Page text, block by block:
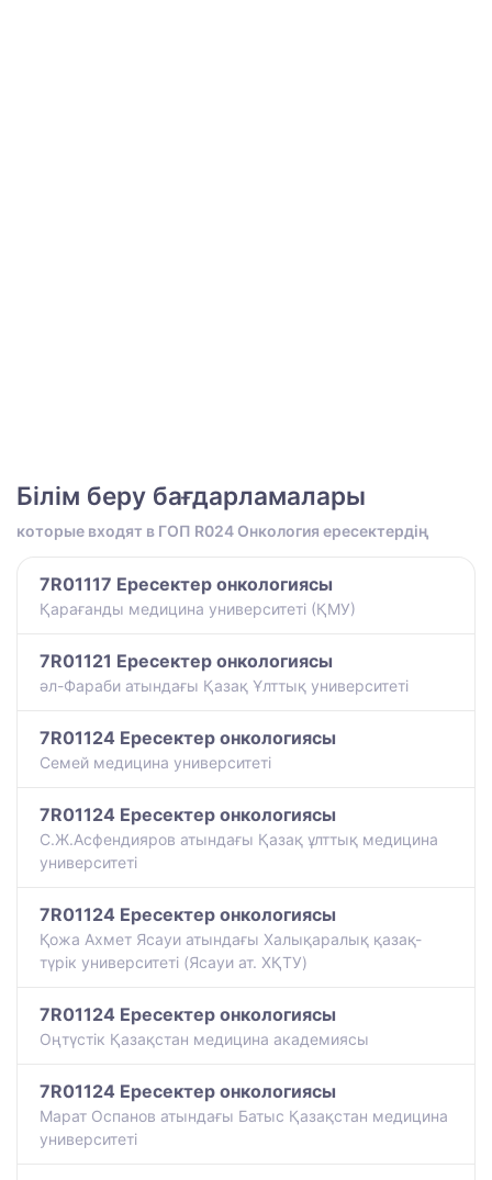
Білім беру бағдарламалары
которые входят в ГОП R024 Онкология ересектердің
7R01117 Ересектер онкологиясы
Қарағанды медицина университеті (ҚМУ)
7R01121 Ересектер онкологиясы
әл-Фараби атындағы Қазақ Ұлттық университеті
7R01124 Ересектер онкологиясы
Семей медицина университеті
7R01124 Ересектер онкологиясы
С.Ж.Асфендияров атындағы Қазақ ұлттық медицина
университеті
7R01124 Ересектер онкологиясы
Қожа Ахмет Ясауи атындағы Халықаралық қазақ-
түрiк университетi (Ясауи ат. ХҚТУ)
7R01124 Ересектер онкологиясы
Оңтүстік Қазақстан медицина академиясы
7R01124 Ересектер онкологиясы
Марат Оспанов атындағы Батыс Қазақстан медицина
университеті